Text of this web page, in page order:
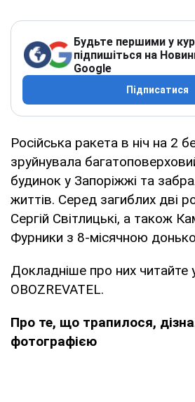
Будьте першими у
підпишіться на
Google
Підписатися
Російська ракета в ніч на 2
зруйнувала
будинок у Запоріжжі та
життів. Серед загиблих дві
Сергій Світлицькі, а також
Фурники з 8-місячною
Докладніше про них читайте
OBOZREVATEL.
Про те, що трапилося,
фотографією